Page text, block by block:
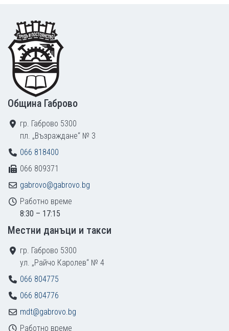
Footer
Община Габрово
гр. Габрово 5300
пл. „Възраждане“ № 3
066 818400
066 809371
gabrovo@gabrovo.bg
Работно време
8:30 – 17:15
Местни данъци и такси
гр. Габрово 5300
ул. „Райчо Каролев“ № 4
066 804775
066 804776
mdt@gabrovo.bg
Работно време